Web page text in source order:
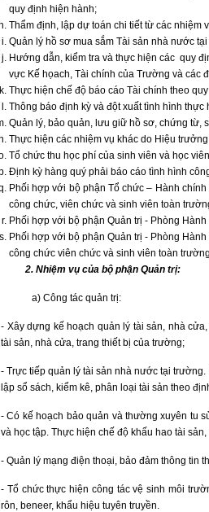
quy định hiện hành;
Thẩm định, lập dự toán chi tiết từ các nhiệm
Quản lý hồ sơ mua sắm Tài sản nhà nước
Hướng dẫn, kiểm tra và thực hiện các quy
vực Kế họach, Tài chính của Trường và các
Thực hiện chế độ báo cáo Tài chính theo
Thông báo định kỳ và đột xuất tình hình
Quản lý, bảo quản, lưu giữ hồ sơ, chứng từ,
Thực hiện các nhiệm vụ khác do Hiệu
Tổ chức thu học phí của sinh viên và học
Định kỳ hàng quý phải báo cáo tình hình
Phối hợp với bộ phận Tổ chức – Hành
công chức, viên chức và sinh viên toàn
Phối hợp với bộ phận Quản trị - Phòng
Phối hợp với bộ phận Quản trị - Phòng
công chức viên chức và sinh viên toàn
2. Nhiệm vụ của bộ phận Quản trị:
a) Công tác quản trị:
- Xây dựng kế hoạch quản lý tài sản, nhà
tài sản, nhà cửa, trang thiết bị của trường;
- Trực tiếp quản lý tài sản nhà nước tại
lập sổ sách, kiểm kê, phân loại tài sản theo
- Có kế hoạch bảo quản và thường xuyên tu
và học tập. Thực hiện chế độ khấu hao tài
- Quản lý mạng điện thoại, bảo đảm thông tin
- Tổ chức thực hiện công tác vệ sinh môi
rôn, beneer, khẩu hiệu tuyên truyền.